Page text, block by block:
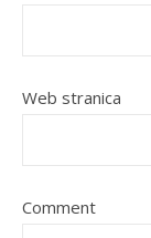
Web stranica
Comment